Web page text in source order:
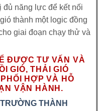
đủ năng lực để kết nối
thành một logic đồng
giai đoạn chạy thử và
ĐƯỢC TƯ VẤN VÀ
GIÓ, THẢI GIÓ
HỢP VÀ HỖ
VẬN HÀNH.
THÀNH